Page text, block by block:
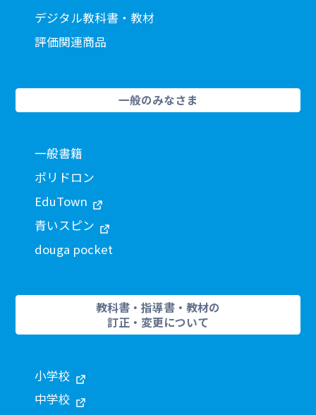
デジタル教科書・教材
評価関連商品
一般のみなさま
一般書籍
ポリドロン
EduTown
青いスピン
douga pocket
教科書・指導書・教材の
訂正・変更について
小学校
中学校